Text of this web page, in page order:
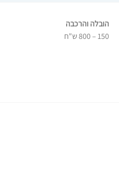
הובלה והרכבה
150 – 800 ש"ח